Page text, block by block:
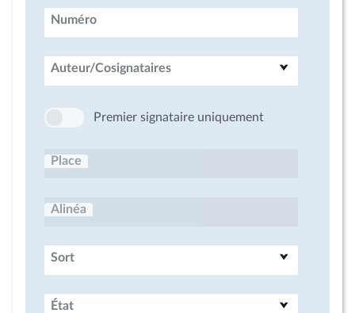
Numéro
Auteur/Cosignataires
Premier signataire uniquement
Place
Alinéa
Sort
État